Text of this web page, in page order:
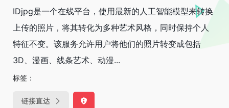
IDjpg是一个在线平台，使用最新的人工智能模型来转换
上传的照片，将其转化为多种艺术风格，同时保持个人
特征不变。该服务允许用户将他们的照片转变成包括
3D、漫画、线条艺术、动漫...
标签：
链接直达